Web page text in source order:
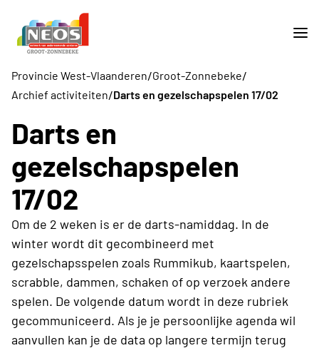
Provincie West-Vlaanderen/Groot-Zonnebeke/
Archief activiteiten/Darts en gezelschapspelen 17/02
Darts en
gezelschapspelen
17/02
Om de 2 weken is er de darts-namiddag. In de
winter wordt dit gecombineerd met
gezelschapsspelen zoals Rummikub, kaartspelen,
scrabble, dammen, schaken of op verzoek andere
spelen. De volgende datum wordt in deze rubriek
gecommuniceerd. Als je je persoonlijke agenda wil
aanvullen kan je de data op langere termijn terug